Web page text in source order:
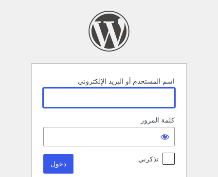
اسم المستخدم أو البريد الإلكتروني
كلمة المرور
تذكرني